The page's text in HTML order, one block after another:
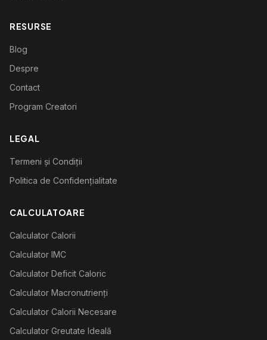
RESURSE
Blog
Despre
Contact
Program Creatori
LEGAL
Termeni și Condiții
Politica de Confidențialitate
CALCULATOARE
Calculator Calorii
Calculator IMC
Calculator Deficit Caloric
Calculator Macronutrienți
Calculator Calorii Necesare
Calculator Greutate Ideală